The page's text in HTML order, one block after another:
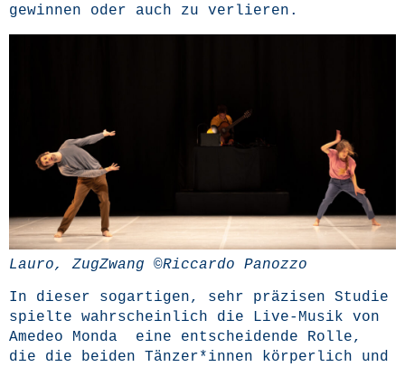
gewin­nen oder auch zu verlieren.
Lau­ro, Zug­Zwang ©Ric­car­do Panozzo
In die­ser sog­ar­ti­gen, sehr prä­zi­sen Stu­die
spiel­te wahr­schein­lich die Live-Musik von
Ame­deo Mon­da eine ent­schei­den­de Rol­le,
die die bei­den Tänzer*innen kör­per­lich und